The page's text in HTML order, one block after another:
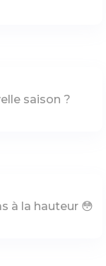
saison ?
à la hauteur 😳